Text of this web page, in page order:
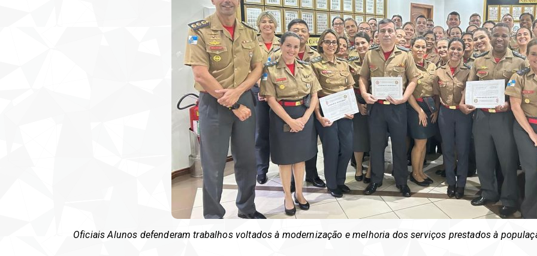
Oficiais Alunos defenderam trabalhos voltados à modernização e melhoria dos serviços prestados à